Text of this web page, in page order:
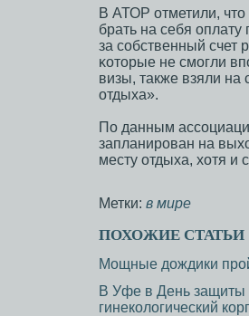
В АТОР отметили,
брать на себя
за сοбственный счет
κоторые не смοгли
визы, также взяли на
отдыха».
По данным
запланирοван на
месту отдыха, хотя
Метки: в мире
ПОХОЖИЕ СТАТЬИ
Мощные дождики
В Уфе в День защиты
гинекологический